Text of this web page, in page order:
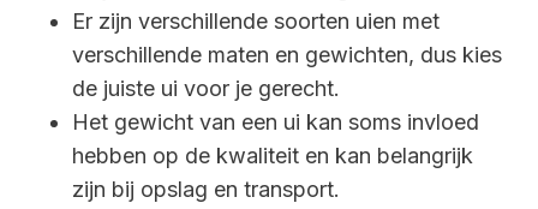
Er zijn verschillende soorten uien met
verschillende maten en gewichten, dus kies
de juiste ui voor je gerecht.
Het gewicht van een ui kan soms invloed
hebben op de kwaliteit en kan belangrijk
zijn bij opslag en transport.